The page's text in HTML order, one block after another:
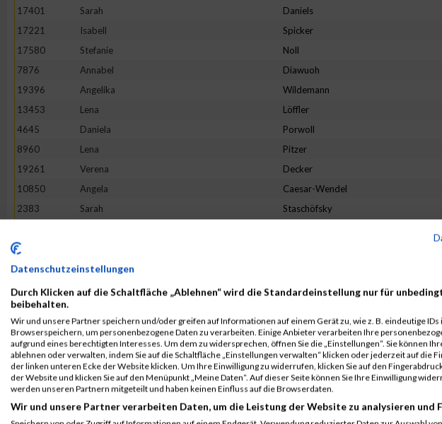
17401
Sarah Daniels
17221
Isabell Spicker
17580
Stefanie Noll
7876
Annabel Diawuoh
19396
Angelika Wildemann
13453
Lena Löffler
4645
Daniela Porwoll
8960
Lena Pitzer
19261
Verena Decker
10850
Angela Caesar-Wendel
2383
Sarah Staschöfsky
10079
18862
Tineke
18205
Sandra Hermann
3475
16268
Lotte Lehmbruck
5049
Sabine Eim
7653
Franziska Flügge
1380
Jeanne Li Voß
6002
Julia Halberstadt
Datenschutzeinstellungen
Durch Klicken auf die Schaltfläche „Ablehnen“ wird die Standardeinstellung nur für
beibehalten.
Wir und unsere Partner speichern und/oder greifen auf Informationen auf einem Gerät zu, wie z. B. eindeutige IDs
Browserspeichern, um personenbezogene Daten zu verarbeiten. Einige Anbieter verarbeiten Ihre
aufgrund eines berechtigten Interesses. Um dem zu widersprechen, öffnen Sie die „Einstellungen“. Sie können
ablehnen oder verwalten, indem Sie auf die Schaltfläche „Einstellungen verwalten“ klicken oder jederzeit auf die
der linken unteren Ecke der Website klicken. Um Ihre Einwilligung zu widerrufen, klicken Sie auf den
der Website und klicken Sie auf den Menüpunkt „Meine Daten“. Auf dieser Seite können Sie Ihre Einwilligung
werden unseren Partnern mitgeteilt und haben keinen Einfluss auf die Browserdaten.
Wir und unsere Partner verarbeiten Daten, um die Leistung der Website zu analysieren und